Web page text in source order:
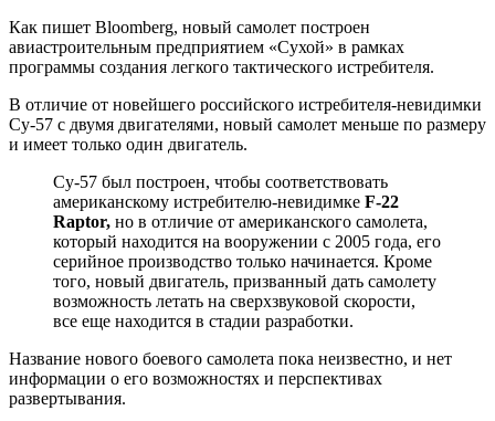
Как пишет Bloomberg, новый самолет построен
авиастроительным предприятием «Сухой» в рамках
программы создания легкого тактического истребителя.
В отличие от новейшего российского истребителя-невидимки
Су-57 с двумя двигателями, новый самолет меньше по размеру
и имеет только один двигатель.
Су-57 был построен, чтобы соответствовать
американскому истребителю-невидимке F-22
Raptor, но в отличие от американского самолета,
который находится на вооружении с 2005 года, его
серийное производство только начинается. Кроме
того, новый двигатель, призванный дать самолету
возможность летать на сверхзвуковой скорости,
все еще находится в стадии разработки.
Название нового боевого самолета пока неизвестно, и нет
информации о его возможностях и перспективах
развертывания.